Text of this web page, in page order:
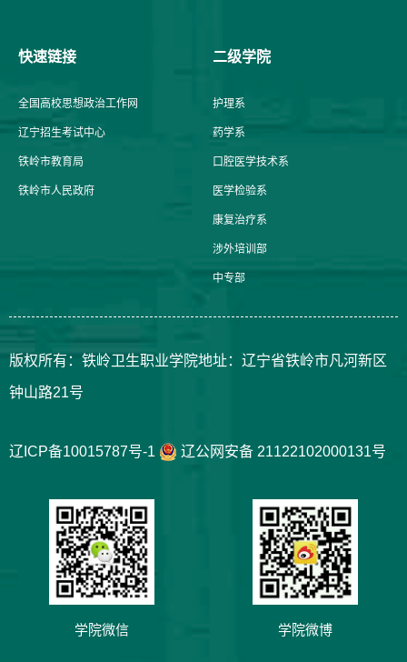
快速链接
全国高校思想政治工作网
辽宁招生考试中心
铁岭市教育局
铁岭市人民政府
二级学院
护理系
药学系
口腔医学技术系
医学检验系
康复治疗系
涉外培训部
中专部
版权所有：铁岭卫生职业学院地址：辽宁省铁岭市凡河新区
钟山路21号
辽ICP备10015787号-1 辽公网安备 21122102000131号
学院微信 学院微博